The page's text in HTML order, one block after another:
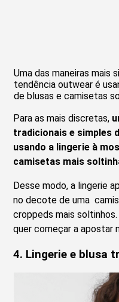
Uma das maneiras mais
tendência outwear é
de blusas e camisetas
Para as mais discretas,
tradicionais e simples
usando a lingerie à
camisetas mais
Desse modo, a lingerie
no decote de uma
croppeds mais
quer começar a apostar
4. Lingerie e blusa